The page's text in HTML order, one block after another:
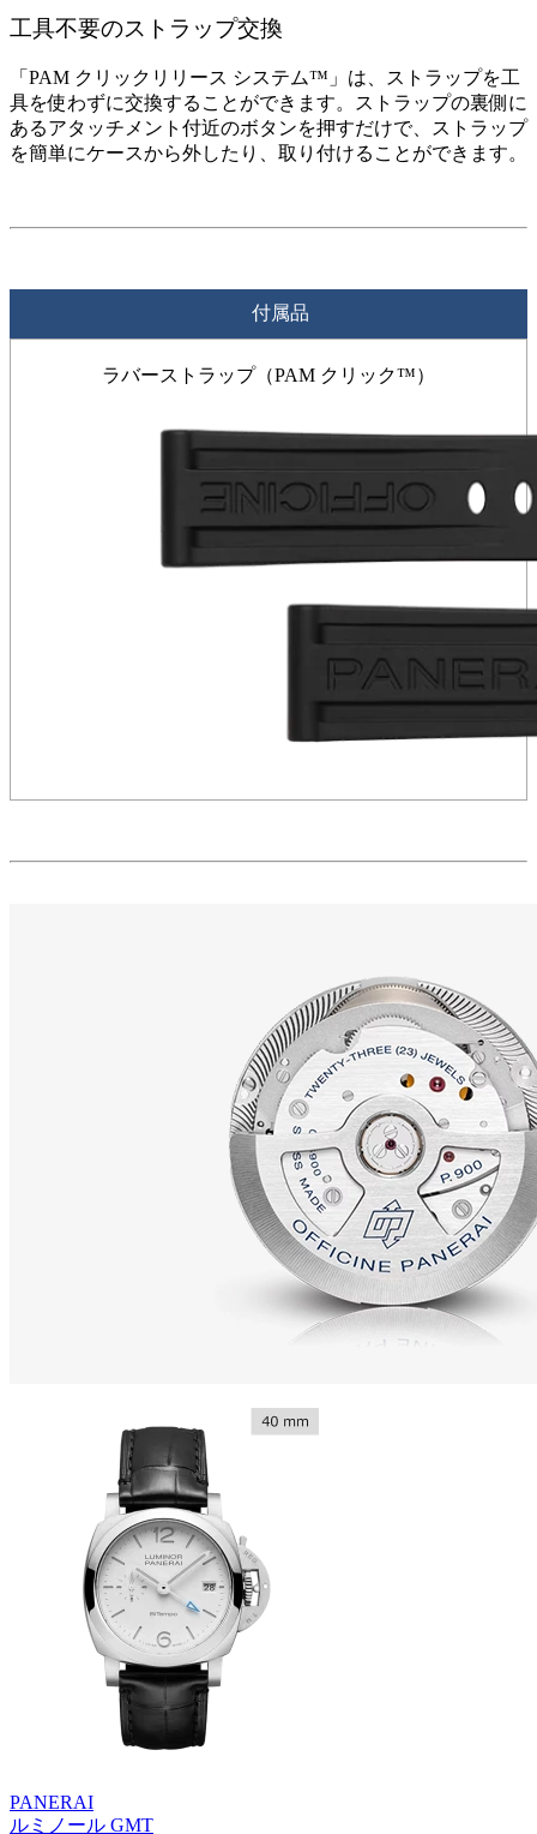
工具不要のストラップ交換
「PAM クリックリリース システム™」は、ストラップを工
具を使わずに交換することができます。ストラップの裏側に
あるアタッチメント付近のボタンを押すだけで、ストラップ
を簡単にケースから外したり、取り付けることができます。
付属品
ラバーストラップ（PAM クリック™）
PANERAI
ルミノール GMT